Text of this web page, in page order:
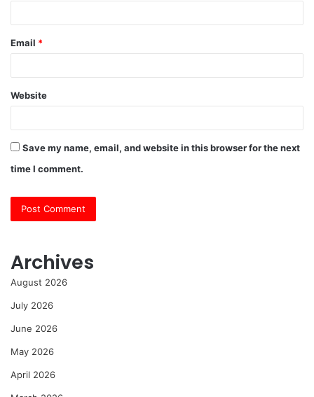
Email *
Website
Save my name, email, and website in this browser for the next
time I comment.
Archives
August 2026
July 2026
June 2026
May 2026
April 2026